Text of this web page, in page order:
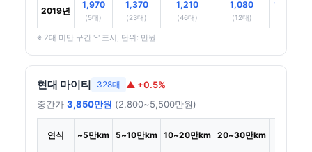
2019년
1,970
(5대)
1,370
(23대)
1,210
(46대)
1,080
(12대)
1,100
※ 2대 미만 구간 '-' 표시, 단위: 만원
현대 마이티 328대
▲ +0.5%
중간가 3,850만원 (2,800~5,500만원)
연식 ~5만km 5~10만km 10~20만km 20~30만km